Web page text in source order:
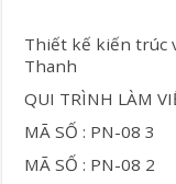
Thiết kế kiến trúc
Thanh
QUI TRÌNH LÀM
MÃ SỐ : PN-08 3
MÃ SỐ : PN-08 2